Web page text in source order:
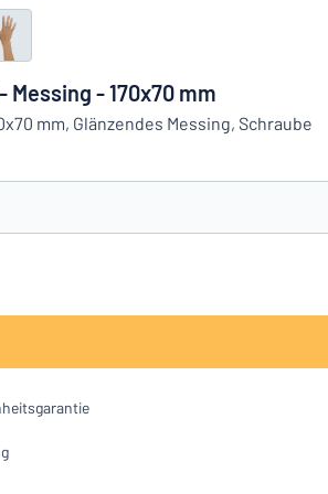
Das
- 170x70 mm
mm, Glänzendes Messing, Schraube